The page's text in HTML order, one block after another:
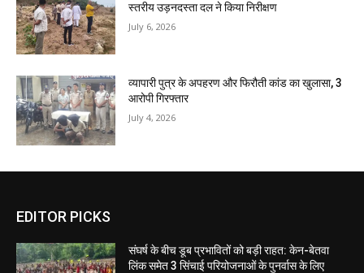
स्तरीय उड़नदस्ता दल ने किया निरीक्षण
July 6, 2026
व्यापारी पुत्र के अपहरण और फिरौती कांड का खुलासा, 3
आरोपी गिरफ्तार
July 4, 2026
EDITOR PICKS
संघर्ष के बीच डूब प्रभावितों को बड़ी राहत: केन-बेतवा
लिंक समेत 3 सिंचाई परियोजनाओं के पुनर्वास के लिए